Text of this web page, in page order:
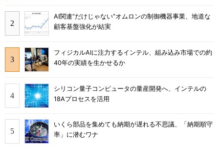
AI関連“だけじゃない”オムロンの制御機器事業、地道な
顧客基盤強化が結実
フィジカルAIに注力するインテル、組み込み市場での約
40年の実績を生かせるか
シリコン量子コンピュータの量産開発へ、インテルの
18Aプロセスを活用
いくら部品を集めても納期が遅れる不思議、「納期順守
率」に潜むワナ